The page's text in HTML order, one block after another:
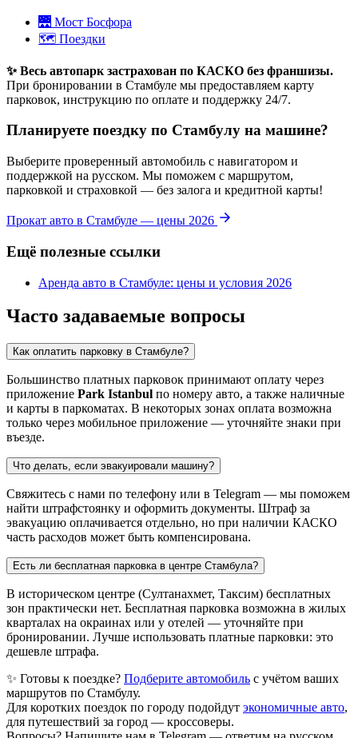
🌉 Мост Босфора
🗺️ Поездки
✨ Весь автопарк застрахован по КАСКО без франшизы.
При бронировании в Стамбуле мы предоставляем карту
парковок, инструкцию по оплате и поддержку 24/7.
Планируете поездку по Стамбулу на машине?
Выберите проверенный автомобиль с навигатором и
поддержкой на русском. Мы поможем с маршрутом,
парковкой и страховкой — без залога и кредитной карты!
Прокат авто в Стамбуле — цены 2026
Ещё полезные ссылки
Аренда авто в Стамбуле: цены и условия 2026
Часто задаваемые вопросы
Как оплатить парковку в Стамбуле?
Большинство платных парковок принимают оплату через
приложение Park Istanbul по номеру авто, а также наличные
и карты в паркоматах. В некоторых зонах оплата возможна
только через мобильное приложение — уточняйте знаки при
въезде.
Что делать, если эвакуировали машину?
Свяжитесь с нами по телефону или в Telegram — мы поможем
найти штрафстоянку и оформить документы. Штраф за
эвакуацию оплачивается отдельно, но при наличии КАСКО
часть расходов может быть компенсирована.
Есть ли бесплатная парковка в центре Стамбула?
В историческом центре (Султанахмет, Таксим) бесплатных
зон практически нет. Бесплатная парковка возможна в жилых
кварталах на окраинах или у отелей — уточняйте при
бронировании. Лучше использовать платные парковки: это
дешевле штрафа.
✨ Готовы к поездке? Подберите автомобиль с учётом ваших
маршрутов по Стамбулу.
Для коротких поездок по городу подойдут экономичные авто,
для путешествий за город — кроссоверы.